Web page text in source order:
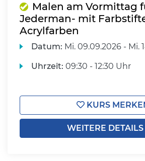
Malen am Vormittag
Jederman- mit
Acrylfarben
Datum: Mi. 09.09.2026 - Mi.
Uhrzeit: 09:30 - 12:30 Uhr
KURS
WEITERE DETAILS